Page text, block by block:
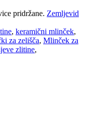
pridržane. Zemljevid
, keramični mlinček,
za zelišča, Mlinček za
zlitine,